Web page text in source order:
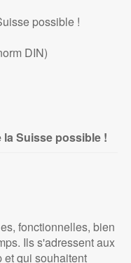
possible !
DIN)
Suisse possible !
fonctionnelles, bien
Ils s'adressent aux
et qui souhaitent